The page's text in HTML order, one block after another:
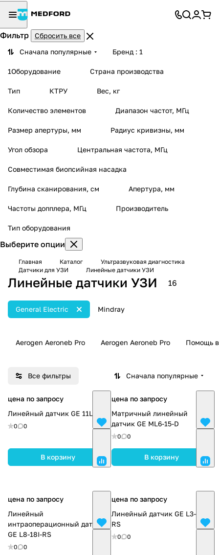
Фильтр
Сбросить все
Сначала популярные
Бренд : 1
1Оборудование Страна производства
Тип КТРУ Вес, кг
Количество элементов Диапазон частот, МГц
Размер апертуры, мм Радиус кривизны, мм
Угол обзора Центральная частота, МГц
Совместимая биопсийная насадка
Глубина сканирования, см Апертура, мм
Частоты допплера, МГц Производитель
Тип оборудования
Выберите опции
Главная Каталог
Ультразвуковая диагностика
Датчики для УЗИ
Линейные датчики УЗИ
Линейные датчики УЗИ 16
Mindray
General Electric
Aerogen Aeroneb Pro Aerogen Aeroneb Pro Помощь
Все фильтры Сначала популярные
цена по запросу
Линейный датчик GE 11L-D
0 0
В корзину
цена по запросу
Матричный линейный
датчик GE ML6-15-D
0 0
В корзину
цена по запросу
Линейный
интраоперационный датчик
GE L8-18I-RS
0 0
цена по запросу
Линейный датчик GE L3-12-
RS
0 0